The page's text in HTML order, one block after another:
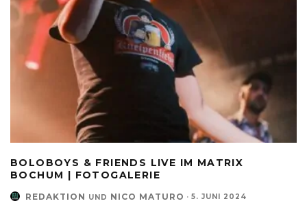
BOLOBOYS & FRIENDS LIVE IM MATRIX
BOCHUM | FOTOGALERIE
REDAKTION UND NICO MATURO · 5. JUNI 2024